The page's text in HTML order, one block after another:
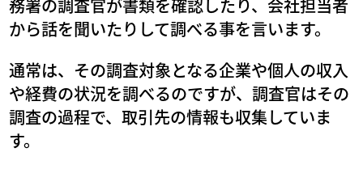
務署の調査官が書類を確認したり、会社担当者
から話を聞いたりして調べる事を言います。
通常は、その調査対象となる企業や個人の収入
や経費の状況を調べるのですが、調査官はその
調査の過程で、取引先の情報も収集していま
す。